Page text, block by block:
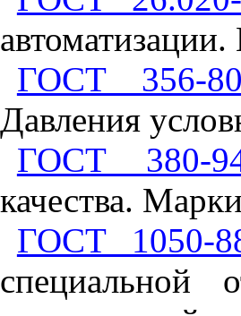
ГОСТ 356-80
Давления
ГОСТ 380-
качества. Марки
ГОСТ 1050-
специальной